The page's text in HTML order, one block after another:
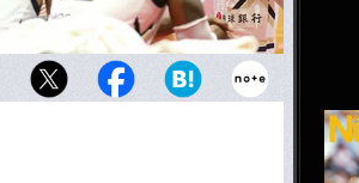
アンタナス・シレイカ、トーマス・ウ